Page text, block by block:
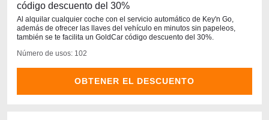
código descuento del 30%
Al alquilar cualquier coche con el servicio automático de Key'n Go,
además de ofrecer las llaves del vehículo en minutos sin papeleos,
también se te facilita un GoldCar código descuento del 30%.
Número de usos: 102
OBTENER EL DESCUENTO